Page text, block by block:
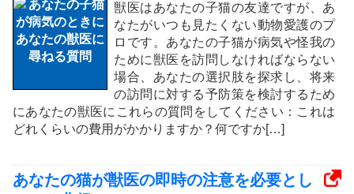
獣医はあなたの子猫の友達ですが、あ
なたがいつも見たくない動物愛護のプ
ロです。あなたの子猫が病気や怪我の
ために獣医を訪問しなければならない
場合、あなたの選択肢を探求し、将来
の訪問に対する予防策を検討するため
にあなたの獣医にこれらの質問をしてください：これは
どれくらいの費用がかかりますか？何ですか[…]
あなたの猫が獣医の即時の注意を必要とし